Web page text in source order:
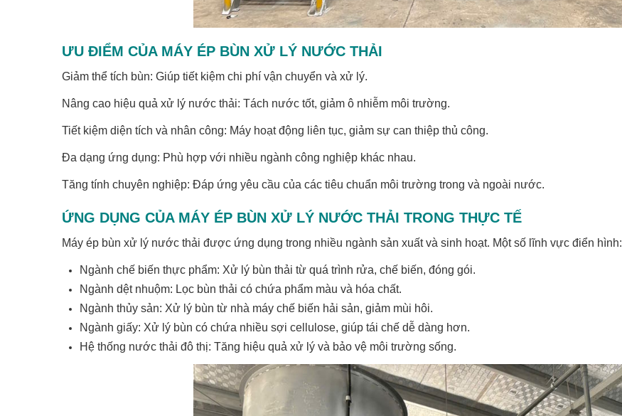
ƯU ĐIỂM CỦA MÁY ÉP BÙN XỬ LÝ NƯỚC THẢI
Giảm thể tích bùn: Giúp tiết kiệm chi phí vận chuyển và xử lý.
Nâng cao hiệu quả xử lý nước thải: Tách nước tốt, giảm ô nhiễm môi trường.
Tiết kiệm diện tích và nhân công: Máy hoạt động liên tục, giảm sự can thiệp thủ công.
Đa dạng ứng dụng: Phù hợp với nhiều ngành công nghiệp khác nhau.
Tăng tính chuyên nghiệp: Đáp ứng yêu cầu của các tiêu chuẩn môi trường trong và ngoài nước.
ỨNG DỤNG CỦA MÁY ÉP BÙN XỬ LÝ NƯỚC THẢI TRONG THỰC TẾ
Máy ép bùn xử lý nước thải được ứng dụng trong nhiều ngành sản xuất và sinh hoạt. Một số lĩnh vực điển hình:
Ngành chế biến thực phẩm: Xử lý bùn thải từ quá trình rửa, chế biến, đóng gói.
Ngành dệt nhuộm: Lọc bùn thải có chứa phẩm màu và hóa chất.
Ngành thủy sản: Xử lý bùn từ nhà máy chế biến hải sản, giảm mùi hôi.
Ngành giấy: Xử lý bùn có chứa nhiều sợi cellulose, giúp tái chế dễ dàng hơn.
Hệ thống nước thải đô thị: Tăng hiệu quả xử lý và bảo vệ môi trường sống.